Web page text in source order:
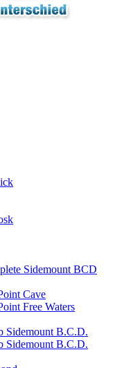
Sidemount BCD
Cave
Free Waters
Sidemount B.C.D.
Sidemount B.C.D.